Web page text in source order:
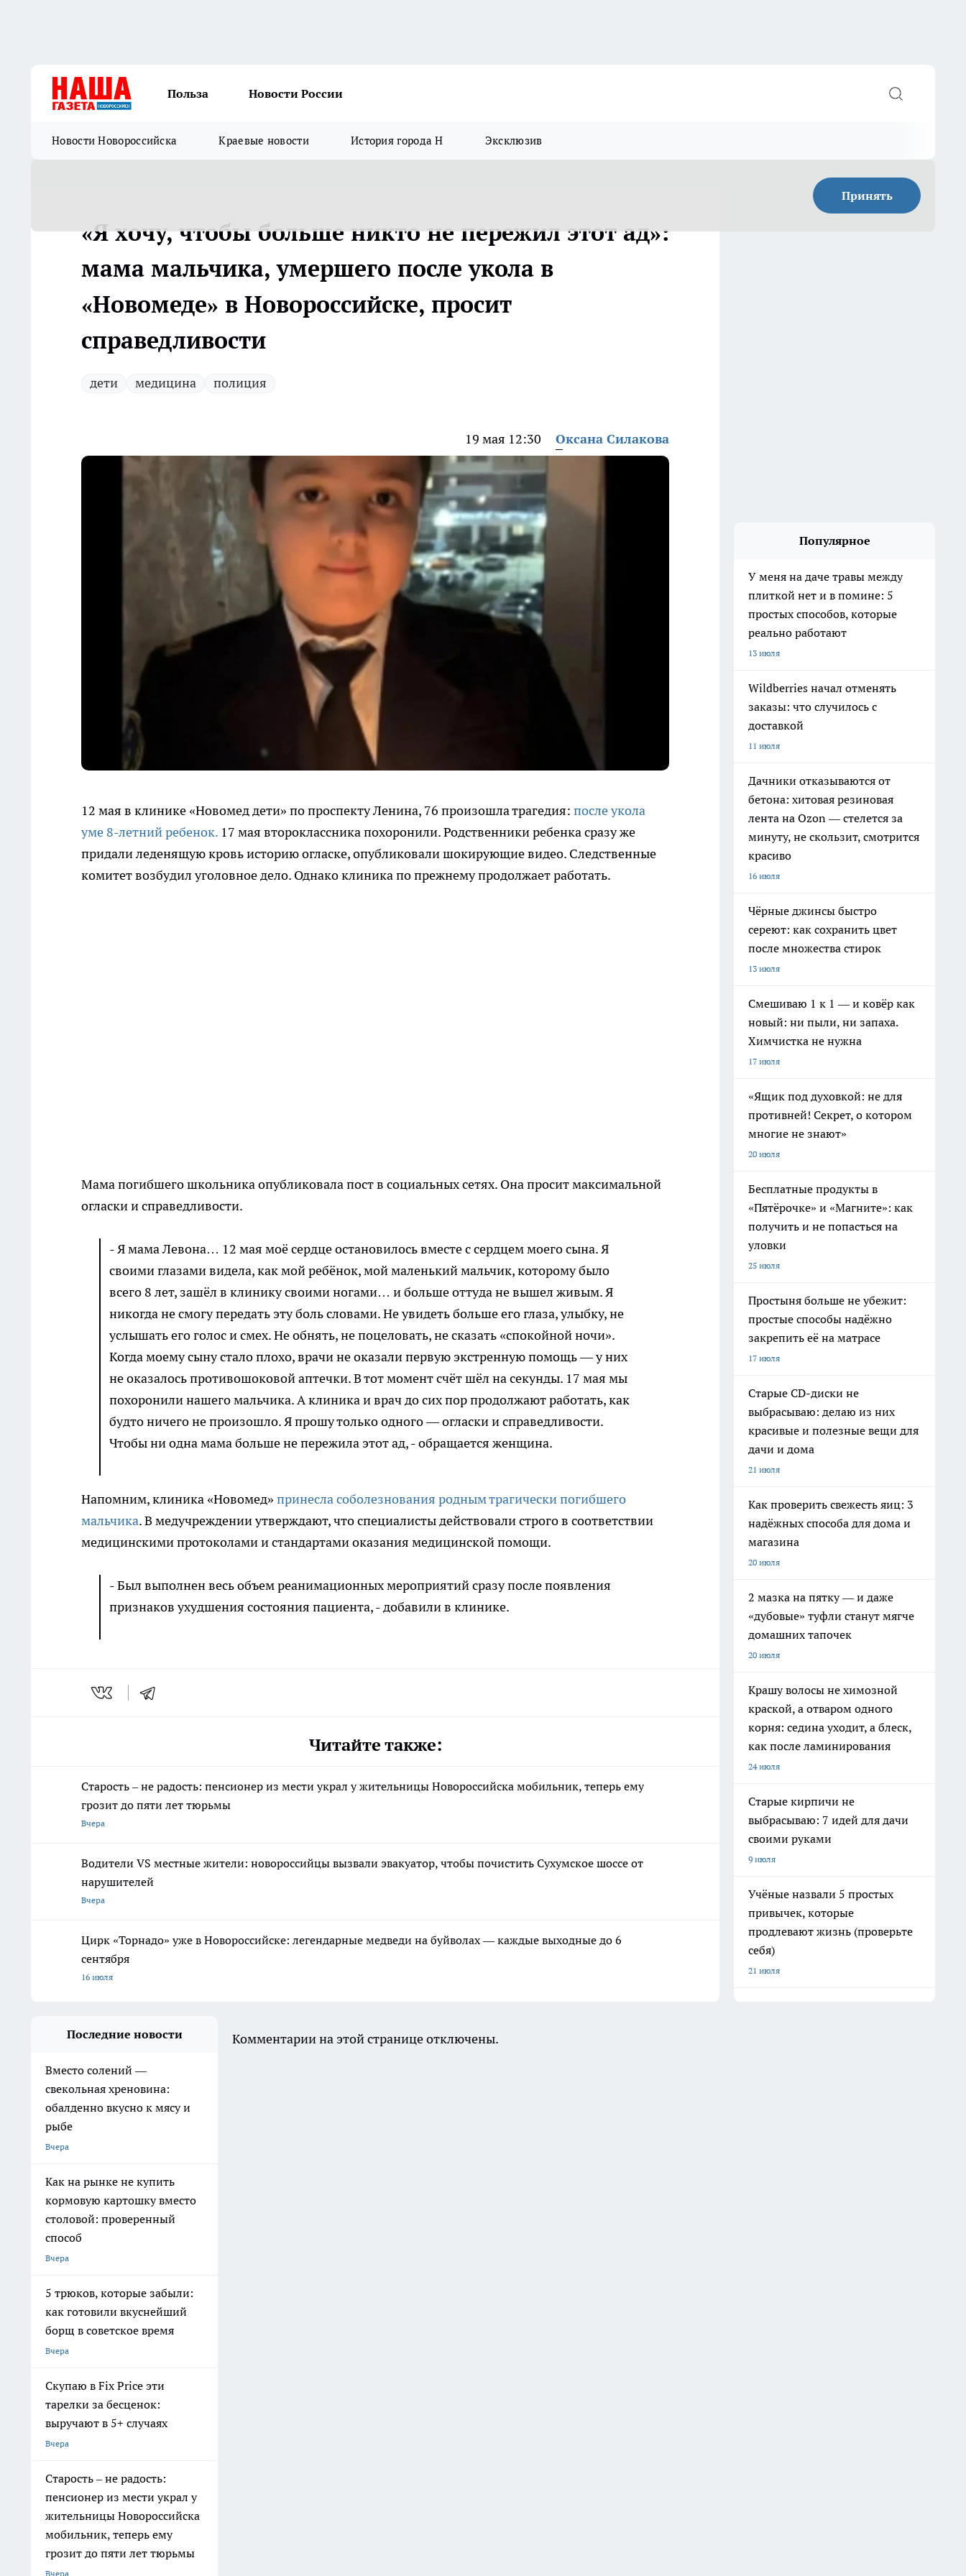
Польза Новости России
Новости Новороссийска Краевые новости История города Н Эксклюзив
Принять
«Я хочу, чтобы больше никто не пережил этот ад»:
мама мальчика, умершего после укола в
«Новомеде» в Новороссийске, просит
справедливости
дети медицина полиция
19 мая 12:30 Оксана Силакова
12 мая в клинике «Новомед дети» по проспекту Ленина, 76 произошла трагедия: после укола
уме 8-летний ребенок. 17 мая второклассника похоронили. Родственники ребенка сразу же
придали леденящую кровь историю огласке, опубликовали шокирующие видео. Следственные
комитет возбудил уголовное дело. Однако клиника по прежнему продолжает работать.
Мама погибшего школьника опубликовала пост в социальных сетях. Она просит максимальной
огласки и справедливости.
- Я мама Левона… 12 мая моё сердце остановилось вместе с сердцем моего сына. Я
своими глазами видела, как мой ребёнок, мой маленький мальчик, которому было
всего 8 лет, зашёл в клинику своими ногами… и больше оттуда не вышел живым. Я
никогда не смогу передать эту боль словами. Не увидеть больше его глаза, улыбку, не
услышать его голос и смех. Не обнять, не поцеловать, не сказать «спокойной ночи».
Когда моему сыну стало плохо, врачи не оказали первую экстренную помощь — у них
не оказалось противошоковой аптечки. В тот момент счёт шёл на секунды. 17 мая мы
похоронили нашего мальчика. А клиника и врач до сих пор продолжают работать, как
будто ничего не произошло. Я прошу только одного — огласки и справедливости.
Чтобы ни одна мама больше не пережила этот ад, - обращается женщина.
Напомним, клиника «Новомед» принесла соболезнования родным трагически погибшего
мальчика. В медучреждении утверждают, что специалисты действовали строго в соответствии
медицинскими протоколами и стандартами оказания медицинской помощи.
- Был выполнен весь объем реанимационных мероприятий сразу после появления
признаков ухудшения состояния пациента, - добавили в клинике.
Читайте также:
Старость – не радость: пенсионер из мести украл у жительницы Новороссийска мобильник, теперь ему
грозит до пяти лет тюрьмы
Вчера
Водители VS местные жители: новороссийцы вызвали эвакуатор, чтобы почистить Сухумское шоссе от
нарушителей
Вчера
Цирк «Торнадо» уже в Новороссийске: легендарные медведи на буйволах — каждые выходные до 6
сентября
16 июля
Популярное
У меня на даче травы между
плиткой нет и в помине: 5
простых способов, которые
реально работают
13 июля
Wildberries начал отменять
заказы: что случилось с
доставкой
11 июля
Дачники отказываются от
бетона: хитовая резиновая
лента на Ozon — стелется за
минуту, не скользит, смотрится
красиво
16 июля
Чёрные джинсы быстро
сереют: как сохранить цвет
после множества стирок
13 июля
Смешиваю 1 к 1 — и ковёр как
новый: ни пыли, ни запаха.
Химчистка не нужна
17 июля
«Ящик под духовкой: не для
противней! Секрет, о котором
многие не знают»
20 июля
Бесплатные продукты в
«Пятёрочке» и «Магните»: как
получить и не попасться на
уловки
25 июля
Простыня больше не убежит:
простые способы надёжно
закрепить её на матрасе
17 июля
Старые CD-диски не
выбрасываю: делаю из них
красивые и полезные вещи для
дачи и дома
21 июля
Как проверить свежесть яиц: 3
надёжных способа для дома и
магазина
20 июля
2 мазка на пятку — и даже
«дубовые» туфли станут мягче
домашних тапочек
20 июля
Крашу волосы не химозной
краской, а отваром одного
корня: седина уходит, а блеск,
как после ламинирования
24 июля
Старые кирпичи не
выбрасываю: 7 идей для дачи
своими руками
9 июля
Учёные назвали 5 простых
привычек, которые
продлевают жизнь (проверьте
себя)
21 июля
Последние новости
Вместо солений —
свекольная хреновина:
обалденно вкусно к мясу и
рыбе
Вчера
Как на рынке не купить
кормовую картошку вместо
столовой: проверенный
способ
Вчера
5 трюков, которые забыли:
как готовили вкуснейший
борщ в советское время
Вчера
Скупаю в Fix Price эти
тарелки за бесценок:
выручают в 5+ случаях
Вчера
Старость – не радость:
пенсионер из мести украл у
жительницы Новороссийска
мобильник, теперь ему
грозит до пяти лет тюрьмы
Вчера
Комментарии на этой странице отключены.